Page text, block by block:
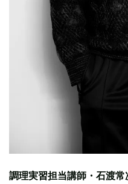
調理実習担当講師・石渡